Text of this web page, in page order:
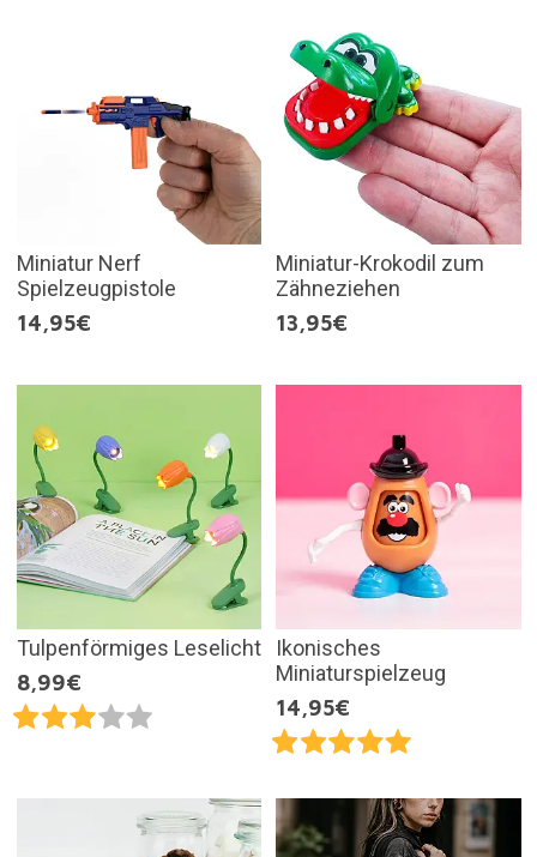
Miniatur Nerf
Spielzeugpistole
14,95€
Miniatur-Krokodil zum
Zähneziehen
13,95€
Tulpenförmiges Leselicht
8,99€
Ikonisches
Miniaturspielzeug
14,95€